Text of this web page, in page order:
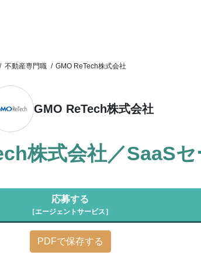
/ 不動産専門職 / GMO ReTech株式会社
GMO ReTech株式会社
株式会社／SaaS
応募する
［エージェントサービス］
PDFで保存する